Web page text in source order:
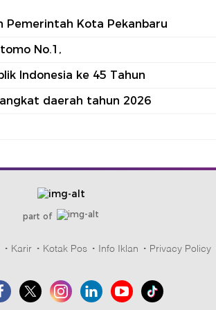
Pemerintah Kota Pekanbaru
No.1,
Indonesia ke 45 Tahun
daerah tahun 2026
part of
Karir Kotak Pos Info Iklan Privacy Policy